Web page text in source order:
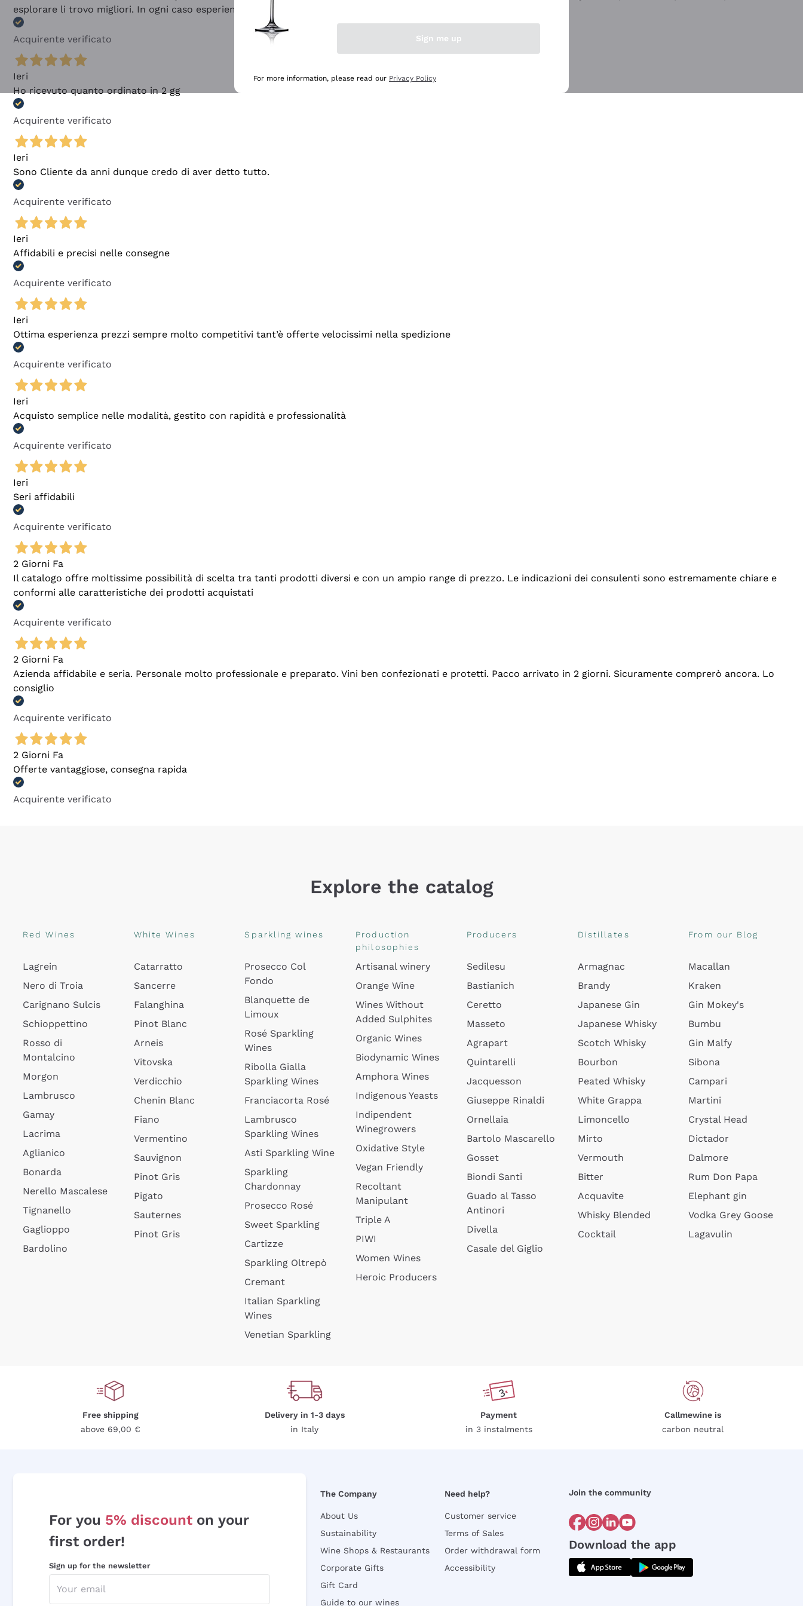
esplorare li trovo migliori. In ogni caso esperienza buona e lo consiglio! 👍
Acquirente verificato
Ieri
Ho ricevuto quanto ordinato in 2 gg
Acquirente verificato
Ieri
Sono Cliente da anni dunque credo di aver detto tutto.
Acquirente verificato
Ieri
Affidabili e precisi nelle consegne
Acquirente verificato
Ieri
Ottima esperienza prezzi sempre molto competitivi tant’è offerte velocissimi nella spedizione
Acquirente verificato
Ieri
Acquisto semplice nelle modalità, gestito con rapidità e professionalità
Acquirente verificato
Ieri
Seri affidabili
Acquirente verificato
2 Giorni Fa
Il catalogo offre moltissime possibilità di scelta tra tanti prodotti diversi e con un ampio range di prezzo. Le indicazioni dei consulenti sono estremamente chiare e
conformi alle caratteristiche dei prodotti acquistati
Acquirente verificato
2 Giorni Fa
Azienda affidabile e seria. Personale molto professionale e preparato. Vini ben confezionati e protetti. Pacco arrivato in 2 giorni. Sicuramente comprerò ancora. Lo
consiglio
Acquirente verificato
2 Giorni Fa
Offerte vantaggiose, consegna rapida
Acquirente verificato
Explore the catalog
Red Wines
Lagrein
Nero di Troia
Carignano Sulcis
Schioppettino
Rosso di
Montalcino
Morgon
Lambrusco
Gamay
Lacrima
Aglianico
Bonarda
Nerello Mascalese
Tignanello
Gaglioppo
Bardolino
White Wines
Catarratto
Sancerre
Falanghina
Pinot Blanc
Arneis
Vitovska
Verdicchio
Chenin Blanc
Fiano
Vermentino
Sauvignon
Pinot Gris
Pigato
Sauternes
Pinot Gris
Sparkling wines
Prosecco Col
Fondo
Blanquette de
Limoux
Rosé Sparkling
Wines
Ribolla Gialla
Sparkling Wines
Franciacorta Rosé
Lambrusco
Sparkling Wines
Asti Sparkling Wine
Sparkling
Chardonnay
Prosecco Rosé
Sweet Sparkling
Cartizze
Sparkling Oltrepò
Cremant
Italian Sparkling
Wines
Venetian Sparkling
Production
philosophies
Artisanal winery
Orange Wine
Wines Without
Added Sulphites
Organic Wines
Biodynamic Wines
Amphora Wines
Indigenous Yeasts
Indipendent
Winegrowers
Oxidative Style
Vegan Friendly
Recoltant
Manipulant
Triple A
PIWI
Women Wines
Heroic Producers
Producers
Sedilesu
Bastianich
Ceretto
Masseto
Agrapart
Quintarelli
Jacquesson
Giuseppe Rinaldi
Ornellaia
Bartolo Mascarello
Gosset
Biondi Santi
Guado al Tasso
Antinori
Divella
Casale del Giglio
Distillates
Armagnac
Brandy
Japanese Gin
Japanese Whisky
Scotch Whisky
Bourbon
Peated Whisky
White Grappa
Limoncello
Mirto
Vermouth
Bitter
Acquavite
Whisky Blended
Cocktail
From our Blog
Macallan
Kraken
Gin Mokey's
Bumbu
Gin Malfy
Sibona
Campari
Martini
Crystal Head
Dictador
Dalmore
Rum Don Papa
Elephant gin
Vodka Grey Goose
Lagavulin
Free shipping
above 69,00 €
Delivery in 1-3 days
in Italy
Payment
in 3 instalments
Callmewine is
carbon neutral
For you 5% discount on your
first order!
Sign up for the newsletter
The Company
About Us
Sustainability
Wine Shops & Restaurants
Corporate Gifts
Gift Card
Guide to our wines
Need help?
Customer service
Terms of Sales
Order withdrawal form
Accessibility
Join the community
Download the app
Sign me up
For more information, please read our Privacy Policy